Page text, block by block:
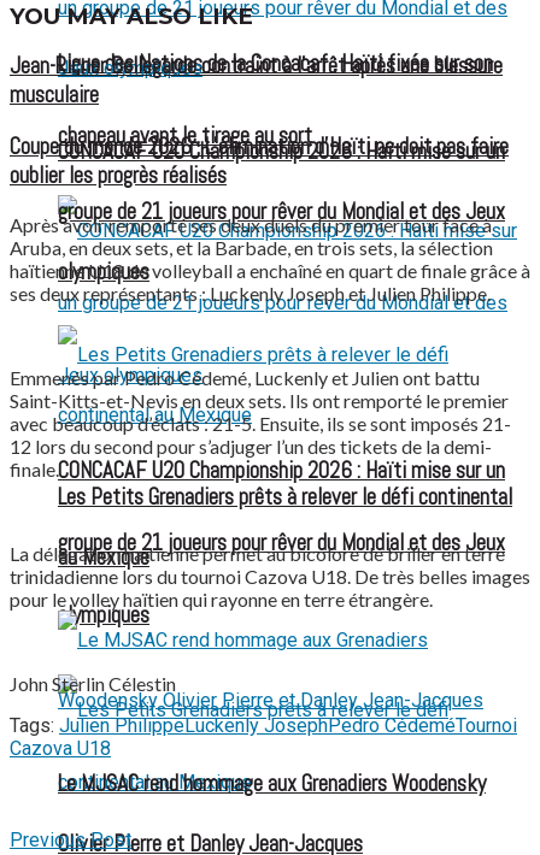
Ligue des Nations de la Concacaf : Haïti fixée sur son
chapeau avant le tirage au sort
CONCACAF U20 Championship 2026 : Haïti mise sur un
groupe de 21 joueurs pour rêver du Mondial et des Jeux
olympiques
CONCACAF U20 Championship 2026 : Haïti mise sur un
groupe de 21 joueurs pour rêver du Mondial et des Jeux
olympiques
Les Petits Grenadiers prêts à relever le défi continental
au Mexique
Le MJSAC rend hommage aux Grenadiers Woodensky
Olivier Pierre et Danley Jean-Jacques
YOU MAY ALSO LIKE
Jean-Ricner Bellegarde contraint à l’arrêt après une blessure
musculaire
Coupe du monde 2026 : L’élimination d’Haïti ne doit pas faire
oublier les progrès réalisés
Après avoir remporté ses deux duels du premier tour face à
Aruba, en deux sets, et la Barbade, en trois sets, la sélection
haïtienne U18 de volleyball a enchaîné en quart de finale grâce à
ses deux représentants : Luckenly Joseph et Julien Philippe.
Emmenés par Pedro Cédemé, Luckenly et Julien ont battu
Saint-Kitts-et-Nevis en deux sets. Ils ont remporté le premier
avec beaucoup d’éclats : 21-5. Ensuite, ils se sont imposés 21-
12 lors du second pour s’adjuger l’un des tickets de la demi-
finale.
La délégation haïtienne permet au bicolore de briller en terre
trinidadienne lors du tournoi Cazova U18. De très belles images
pour le volley haïtien qui rayonne en terre étrangère.
John Sterlin Célestin
Tags: Julien PhilippeLuckenly JosephPedro CédeméTournoi
Cazova U18
Previous Post